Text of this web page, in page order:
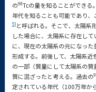
の98Tcの量を知ることができる
年代を知ることも可能であり
5] と呼ばれる。そこで、太陽系
した場合に、太陽系に存在して
に、現在の太陽系の元になっ
形成する。前後して、太陽系
の一部（質量にして太陽系の
質に混ざったと考える。過去の
定されている年代（100万年か